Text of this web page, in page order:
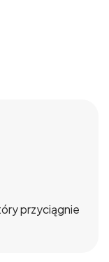
przyciągnie